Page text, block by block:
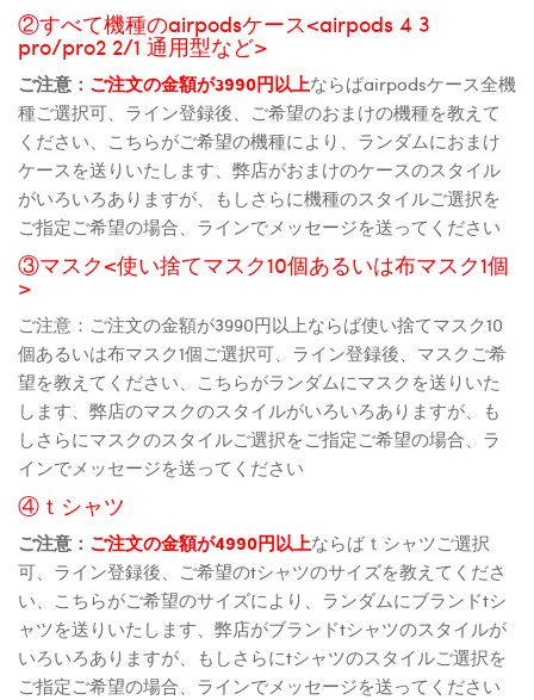
②すべて機種のairpodsケース<airpods 4 3
pro/pro2 2/1 通用型など>
ご注意： ご注文の金額が3990円以上ならばairpodsケース全機
種ご選択可、ライン登録後、ご希望のおまけの機種を教えて
ください、こちらがご希望の機種により、ランダムにおまけ
ケースを送りいたします、弊店がおまけのケースのスタイル
がいろいろありますが、もしさらに機種のスタイルご選択を
ご指定ご希望の場合、ラインでメッセージを送ってください
③マスク<使い捨てマスク10個あるいは布マスク1個
>
ご注意：ご注文の金額が3990円以上ならば使い捨てマスク10
個あるいは布マスク1個ご選択可、ライン登録後、マスクご希
望を教えてください、こちらがランダムにマスクを送りいた
します、弊店のマスクのスタイルがいろいろありますが、も
しさらにマスクのスタイルご選択をご指定ご希望の場合、ラ
インでメッセージを送ってください
④ｔシャツ
ご注意： ご注文の金額が4990円以上ならばｔシャツご選択
可、ライン登録後、ご希望のtシャツのサイズを教えてくださ
い、こちらがご希望のサイズにより、ランダムにブランドtシ
ャツを送りいたします、弊店がブランドtシャツのスタイルが
いろいろありますが、もしさらにtシャツのスタイルご選択を
ご指定ご希望の場合、ラインでメッセージを送ってください